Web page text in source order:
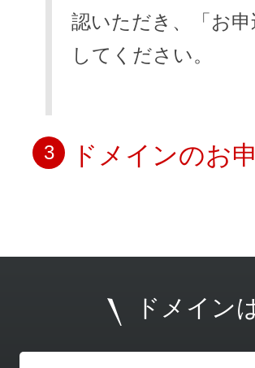
認いただき、「お
してください。
3 ドメインのお
ドメイン